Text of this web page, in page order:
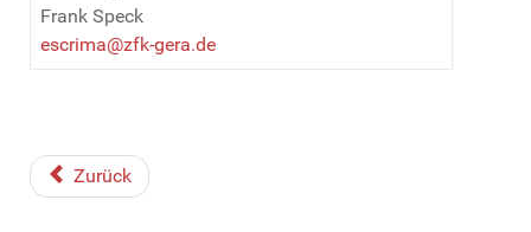
Frank Speck
escrima@zfk-gera.de
Zurück